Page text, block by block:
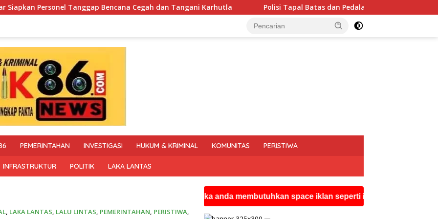
Bencana Cegah dan Tangani Karhutla Polisi Tapal Batas dan Pedalaman Hoegeng Awards 2026 Diraih Iptu Motalip
PEMERINTAHAN INVESTIGASI HUKUM & KRIMINAL KOMUNITAS PERISTIWA
INFRASTRUKTUR POLITIK LAKA LANTAS
, LAKA LANTAS, LALU LINTAS, PEMERINTAHAN, PERISTIWA,
Jika anda membutuhkan space iklan seperti ini silahkan hubungi watsapp